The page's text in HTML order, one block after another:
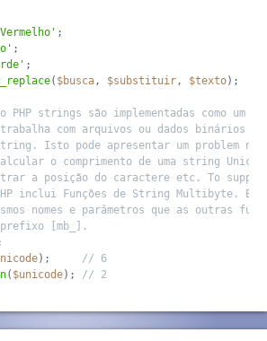
;
;
;
( $busca, $substituir, $texto) ;
PHP strings são implementadas como um
com arquivos ou dados binários
Isto pode apresentar um problem no
o comprimento de uma string
a posição do caractere etc. To
inclui Funções de String Multibyte. Em
nomes e parâmetros que as outras
[mb_].
) ;
// 6
( $unicode) ; // 2